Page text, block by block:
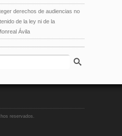
derechos de audiencias no
de la ley ni de la
Ávila
reservados.